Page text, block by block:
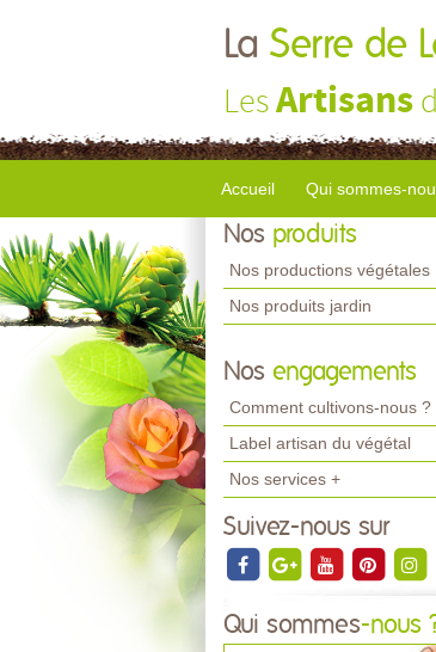
La Serre de
LesArtisans
Accueil Qui sommes-
Nos produits
Nos productions végétales
Nos produits jardin
Nos engagements
Comment cultivons-nous ?
Label artisan du végétal
Nos services +
Suivez-nous sur
Qui sommes-nous